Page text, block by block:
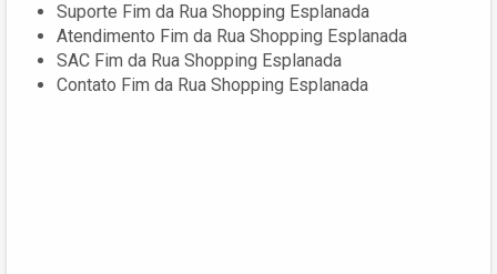
Suporte Fim da Rua Shopping Esplanada
Atendimento Fim da Rua Shopping Esplanada
SAC Fim da Rua Shopping Esplanada
Contato Fim da Rua Shopping Esplanada